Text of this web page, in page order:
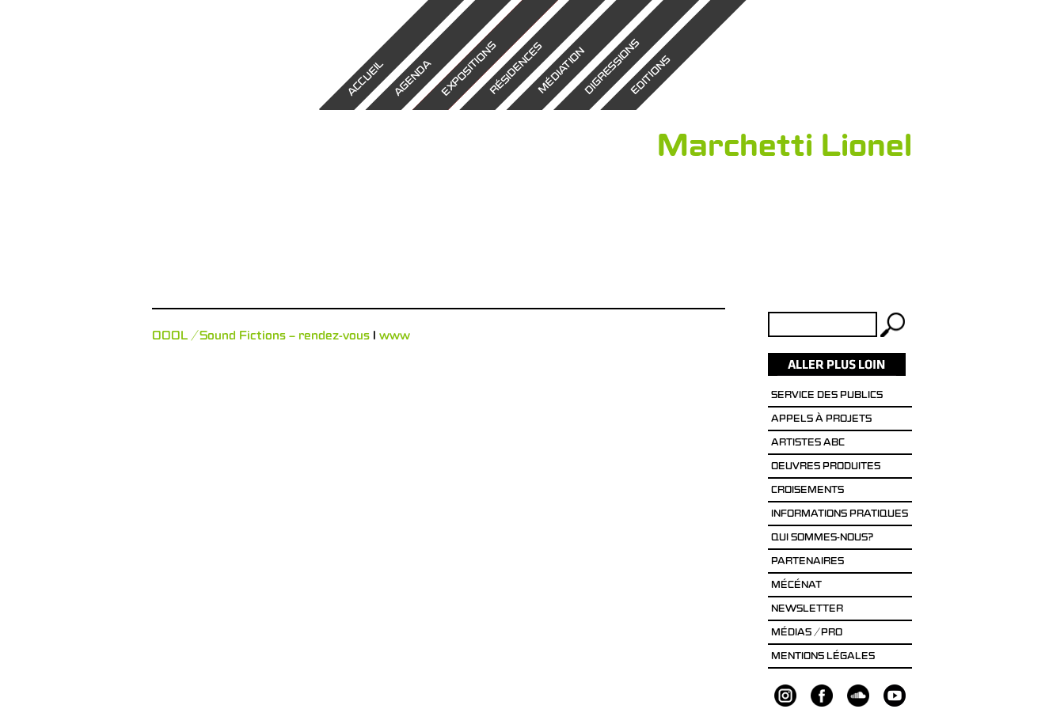
ACCUEILAGENDAEXPOSITIONSRÉSIDENCESMÉDIATIONDIGRESSIONSEDITIONS
Marchetti Lionel
OOOL / Sound Fictions – rendez-vous l www
SERVICE DES PUBLICS
APPELS À PROJETS
ARTISTES ABC
OEUVRES PRODUITES
CROISEMENTS
INFORMATIONS PRATIQUES
QUI SOMMES-NOUS?
PARTENAIRES
MÉCÉNAT
NEWSLETTER
MÉDIAS / PRO
MENTIONS LÉGALES